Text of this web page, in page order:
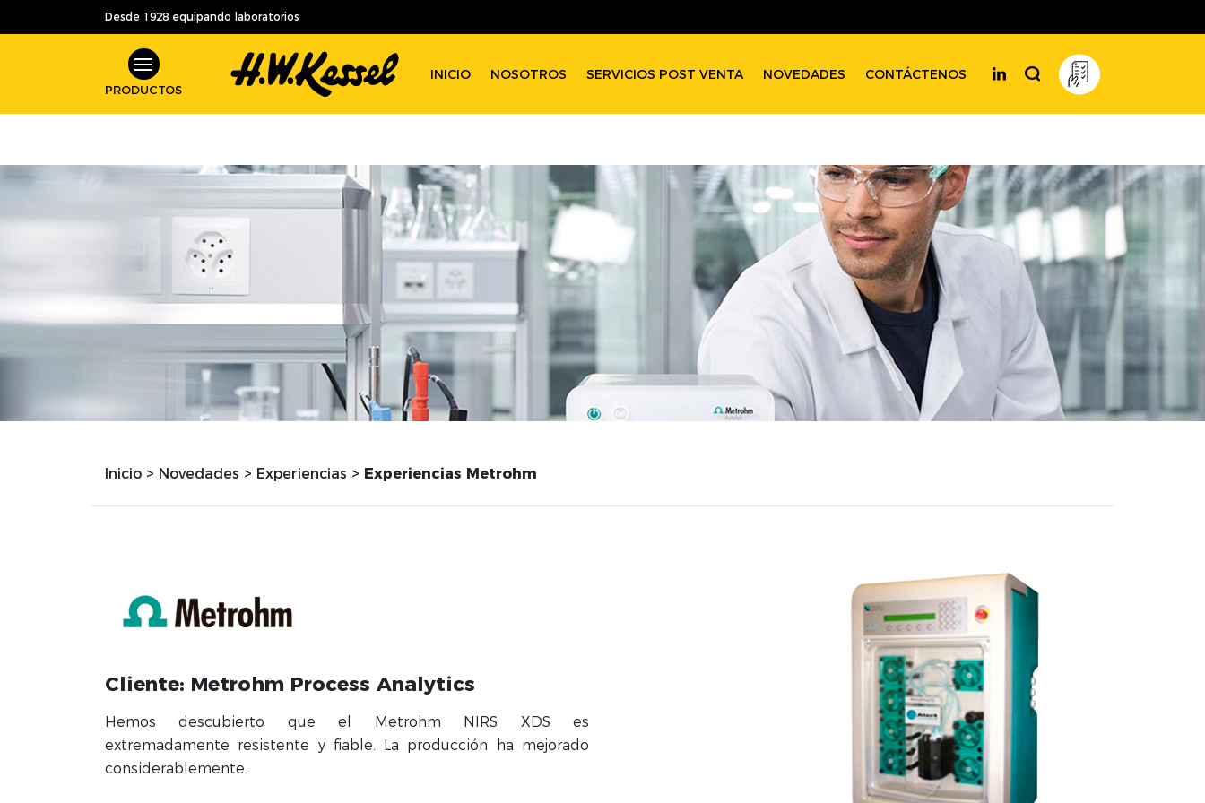
Desde 1928 equipando laboratorios
PRODUCTOS
INICIO NOSOTROS SERVICIOS POST VENTA NOVEDADES CONTÁCTENOS
Inicio > Novedades > Experiencias > Experiencias Metrohm
Cliente: Metrohm Process Analytics
Hemos descubierto que el Metrohm NIRS XDS es
extremadamente resistente y fiable. La producción ha mejorado
considerablemente.